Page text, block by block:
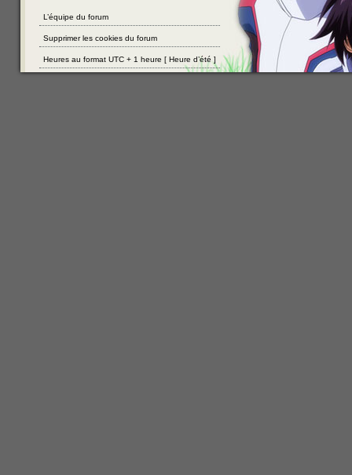
L’équipe du forum
Supprimer les cookies du forum
Heures au format UTC + 1 heure [ Heure d’été ]